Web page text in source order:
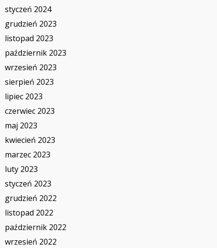
styczeń 2024
grudzień 2023
listopad 2023
październik 2023
wrzesień 2023
sierpień 2023
lipiec 2023
czerwiec 2023
maj 2023
kwiecień 2023
marzec 2023
luty 2023
styczeń 2023
grudzień 2022
listopad 2022
październik 2022
wrzesień 2022